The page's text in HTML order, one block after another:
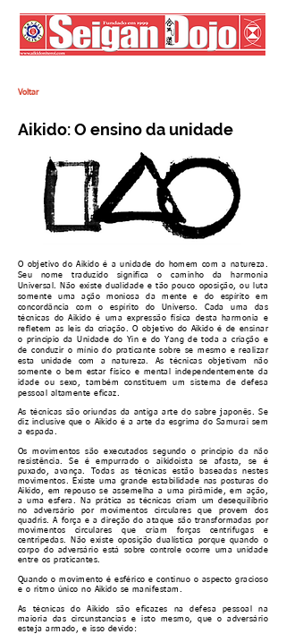
Voltar
Aikido: O ensino da unidade
O objetivo do Aikido é a unidade do homem com a natureza.
Seu nome traduzido significa o caminho da harmonia
Universal. Não existe dualidade e tão pouco oposição, ou luta
somente uma ação moniosa da mente e do espírito em
concordância com o espírito do Universo. Cada uma das
técnicas do Aikido é uma expressão física desta harmonia e
refletem as leis da criação. O objetivo do Aikido é de ensinar
o principio da Unidade do Yin e do Yang de toda a criação e
de conduzir o mínio do praticante sobre se mesmo e realizar
esta unidade com a natureza. As técnicas objetivam não
somente o bem estar físico e mental independentemente da
idade ou sexo, também constituem um sistema de defesa
pessoal altamente eficaz.
As técnicas são oriundas da antiga arte do sabre japonês. Se
diz inclusive que o Aikido é a arte da esgrima do Samurai sem
a espada.
Os movimentos são executados segundo o principio da não
resistência. Se é empurrado o aikidoista se afasta, se é
puxado, avança. Todas as técnicas estão baseadas nestes
movimentos. Existe uma grande estabilidade nas posturas do
Aikido, em repouso se assemelha a uma pirâmide, em ação,
a uma esfera. Na prática as técnicas criam um desequilíbrio
no adversário por movimentos circulares que provem dos
quadris. A força e a direção do ataque são transformadas por
movimentos circulares que criam forças centrifugas e
centripedas. Não existe oposição dualística porque quando o
corpo do adversário está sobre controle ocorre uma unidade
entre os praticantes.
Quando o movimento é esférico e continuo o aspecto gracioso
e o ritmo único no Aikido se manifestam.
As técnicas do Aikido são eficazes na defesa pessoal na
maioria das circunstancias e isto mesmo, que o adversário
esteja armado, e isso devido: